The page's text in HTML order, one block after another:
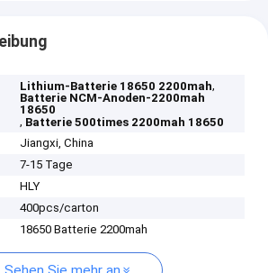
Lithium-Batterie 18650 2200mah,
Batterie NCM-Anoden-2200mah
18650
, Batterie 500times 2200mah 18650
Jiangxi, China
7-15 Tage
HLY
400pcs/carton
18650 Batterie 2200mah